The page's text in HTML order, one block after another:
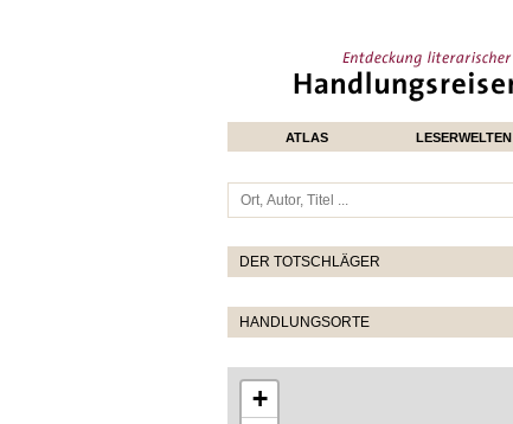
ATLAS LESERWELTEN
DER TOTSCHLÄGER
HANDLUNGSORTE
+